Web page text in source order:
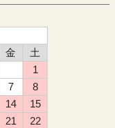
金
土
1
7
8
14
15
21
22